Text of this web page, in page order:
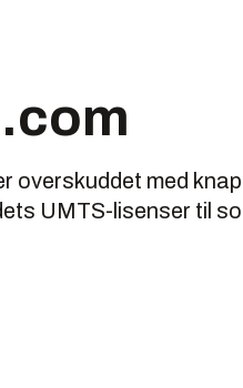
overskuddet med
UMTS-lisenser til